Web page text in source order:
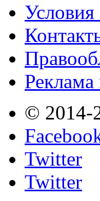
Условия
Реклама
© 2014-
Twitter
Twitter